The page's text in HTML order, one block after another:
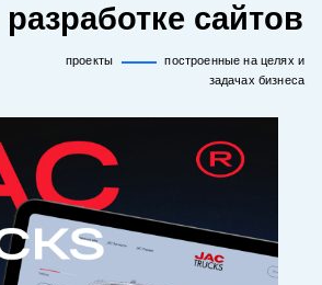
сайтов
проекты
построенные на целях и
задачах бизнеса